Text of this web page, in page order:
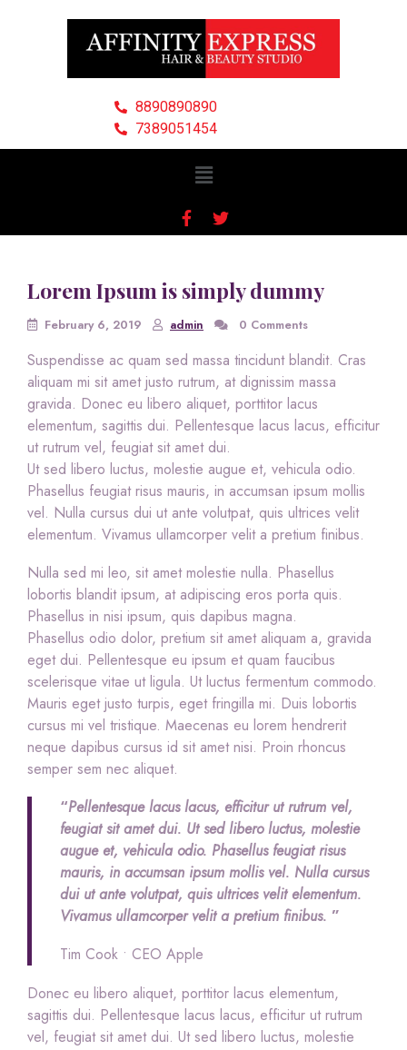
8890890890
7389051454
Lorem Ipsum is simply dummy
February 6, 2019 admin 0 Comments
Suspendisse ac quam sed massa tincidunt blandit. Cras
aliquam mi sit amet justo rutrum, at dignissim massa
gravida. Donec eu libero aliquet, porttitor lacus
elementum, sagittis dui. Pellentesque lacus lacus, efficitur
ut rutrum vel, feugiat sit amet dui.
Ut sed libero luctus, molestie augue et, vehicula odio.
Phasellus feugiat risus mauris, in accumsan ipsum mollis
vel. Nulla cursus dui ut ante volutpat, quis ultrices velit
elementum. Vivamus ullamcorper velit a pretium finibus.
Nulla sed mi leo, sit amet molestie nulla. Phasellus
lobortis blandit ipsum, at adipiscing eros porta quis.
Phasellus in nisi ipsum, quis dapibus magna.
Phasellus odio dolor, pretium sit amet aliquam a, gravida
eget dui. Pellentesque eu ipsum et quam faucibus
scelerisque vitae ut ligula. Ut luctus fermentum commodo.
Mauris eget justo turpis, eget fringilla mi. Duis lobortis
cursus mi vel tristique. Maecenas eu lorem hendrerit
neque dapibus cursus id sit amet nisi. Proin rhoncus
semper sem nec aliquet.
“Pellentesque lacus lacus, efficitur ut rutrum vel,
feugiat sit amet dui. Ut sed libero luctus, molestie
augue et, vehicula odio. Phasellus feugiat risus
mauris, in accumsan ipsum mollis vel. Nulla cursus
dui ut ante volutpat, quis ultrices velit elementum.
Vivamus ullamcorper velit a pretium finibus. ”
Tim Cook • CEO Apple
Donec eu libero aliquet, porttitor lacus elementum,
sagittis dui. Pellentesque lacus lacus, efficitur ut rutrum
vel, feugiat sit amet dui. Ut sed libero luctus, molestie